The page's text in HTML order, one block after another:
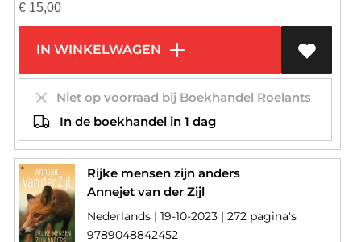
€15,00
IN WINKELWAGEN
Niet op voorraad bij Boekhandel Roelants
In de boekhandel in 1 dag
Rijke mensen zijn anders
Annejet van der Zijl
Nederlands | 19-10-2023 | 272 pagina's
9789048842452